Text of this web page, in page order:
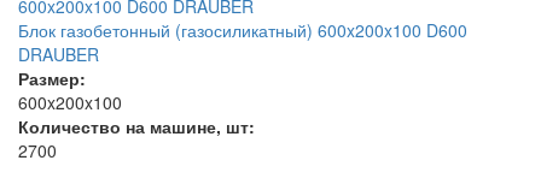
Блок газобетонный (газосиликатный) 600x200x100 D600
DRAUBER
Размер:
600x200x100
Количество на машине, шт:
2700